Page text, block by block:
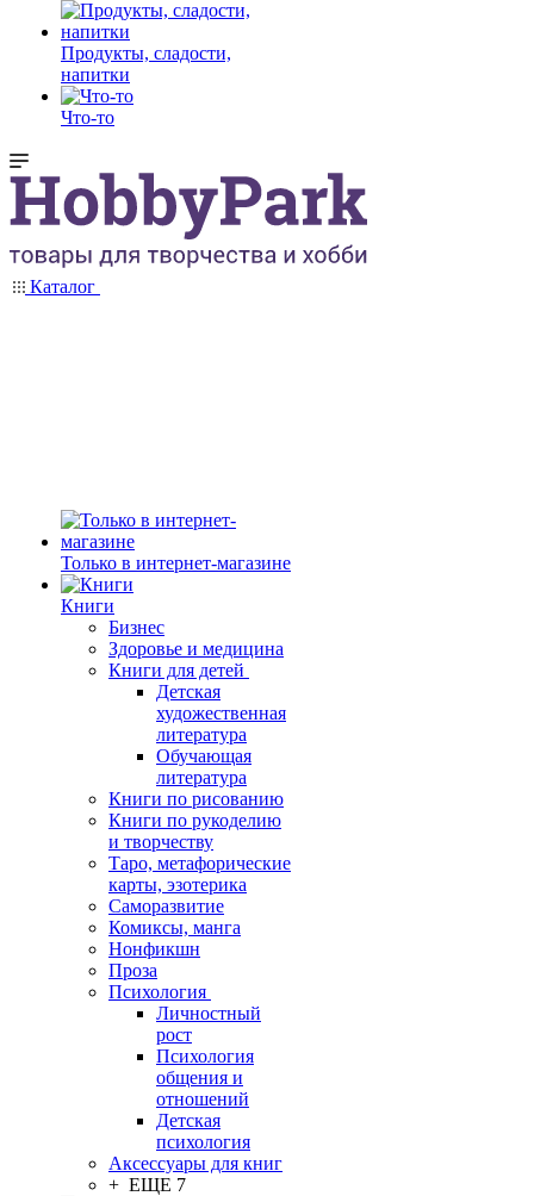
Продукты, сладости,
напитки
Что-то
Каталог
Только в интернет-магазине
Книги
Бизнес
Здоровье и медицина
Книги для детей
Детская
художественная
литература
Обучающая
литература
Книги по рисованию
Книги по рукоделию
и творчеству
Таро, метафорические
карты, эзотерика
Саморазвитие
Комиксы, манга
Нонфикшн
Проза
Психология
Личностный
рост
Психология
общения и
отношений
Детская
психология
Аксессуары для книг
+ ЕЩЕ 7